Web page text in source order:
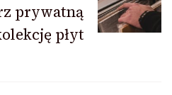
prywatną
płyt